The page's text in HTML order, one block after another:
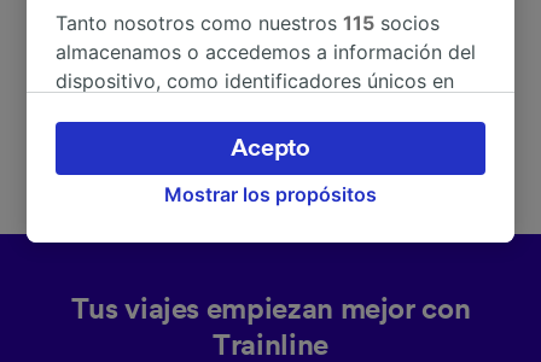
Deutschland
Tus viajes empiezan mejor con
Trainline
Tanto nosotros como nuestros115 socios
almacenamos o accedemos a información del
dispositivo, como identificadores únicos en
Puedes aceptar o administrar tus preferencias
haciendo clic abajo, incluido el derecho de
oposición en función de tu interés legítimo o,
afectarán a los datos de navegación. Tus
datos no se utilizarán con fines de rastreo si
Mostrar los propósitos
Acepto